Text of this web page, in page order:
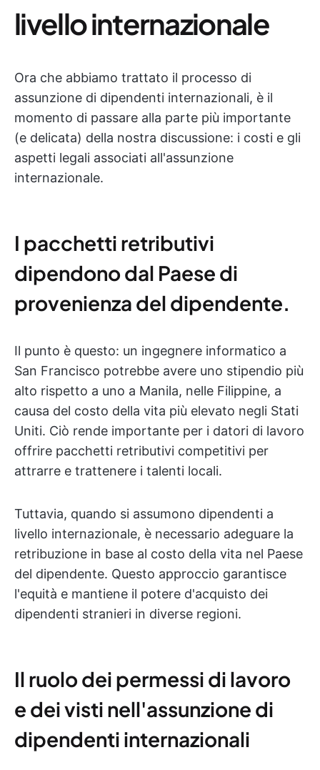
livello internazionale
Ora che abbiamo trattato il processo di
assunzione di dipendenti internazionali, è il
momento di passare alla parte più importante
(e delicata) della nostra discussione: i costi e gli
aspetti legali associati all'assunzione
internazionale.
I pacchetti retributivi
dipendono dal Paese di
provenienza del dipendente.
Il punto è questo: un ingegnere informatico a
San Francisco potrebbe avere uno stipendio più
alto rispetto a uno a Manila, nelle Filippine, a
causa del costo della vita più elevato negli Stati
Uniti. Ciò rende importante per i datori di lavoro
offrire pacchetti retributivi competitivi per
attrarre e trattenere i talenti locali.
Tuttavia, quando si assumono dipendenti a
livello internazionale, è necessario adeguare la
retribuzione in base al costo della vita nel Paese
del dipendente. Questo approccio garantisce
l'equità e mantiene il potere d'acquisto dei
dipendenti stranieri in diverse regioni.
Il ruolo dei permessi di lavoro
e dei visti nell'assunzione di
dipendenti internazionali